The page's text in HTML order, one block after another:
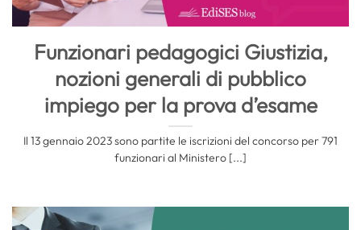
Funzionari pedagogici Giustizia,
nozioni generali di pubblico
impiego per la prova d’esame
Il 13 gennaio 2023 sono partite le iscrizioni del concorso per 791
funzionari al Ministero [...]